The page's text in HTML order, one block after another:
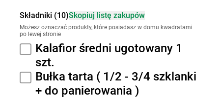
Składniki (10)Skopiuj listę zakupów
Możesz oznaczać produkty, które posiadasz w domu kwadratami
po lewej stronie
Kalafior średni ugotowany 1
szt.
Bułka tarta ( 1/2 - 3/4 szklanki
+ do panierowania )